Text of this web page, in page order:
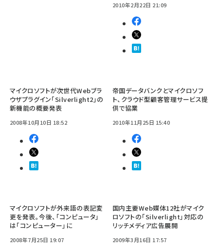
2010年2月22日 21:09
マイクロソフトが次世代Webブラ
ウザプラグイン「Silverlight2」の
新機能の概要発表
2008年10月10日 18:52
帝国データバンクとマイクロソフ
ト、クラウド型顧客管理サービス提
供で協業
2010年11月25日 15:40
マイクロソフトが外来語の表記変
更を発表。今後、「コンピュータ」
は「コンピューター」に
2008年7月25日 19:07
国内主要Web媒体12社がマイク
ロソフトの「Silverlight」対応の
リッチメディア広告展開
2009年3月16日 17:57